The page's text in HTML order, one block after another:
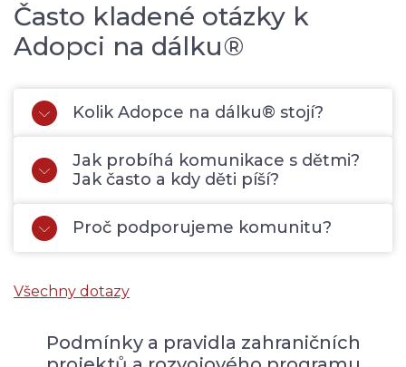
Často kladené otázky k
Adopci na dálku®
Kolik Adopce na dálku® stojí?
Jak probíhá komunikace s dětmi?
Jak často a kdy děti píší?
Proč podporujeme komunitu?
Všechny dotazy
Podmínky a pravidla zahraničních